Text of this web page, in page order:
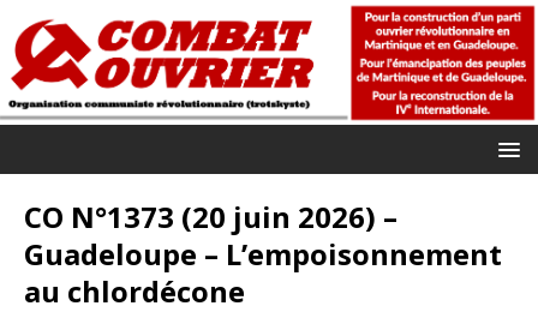
CO N°1373 (20 juin 2026) –
Guadeloupe – L’empoisonnement
au chlordécone